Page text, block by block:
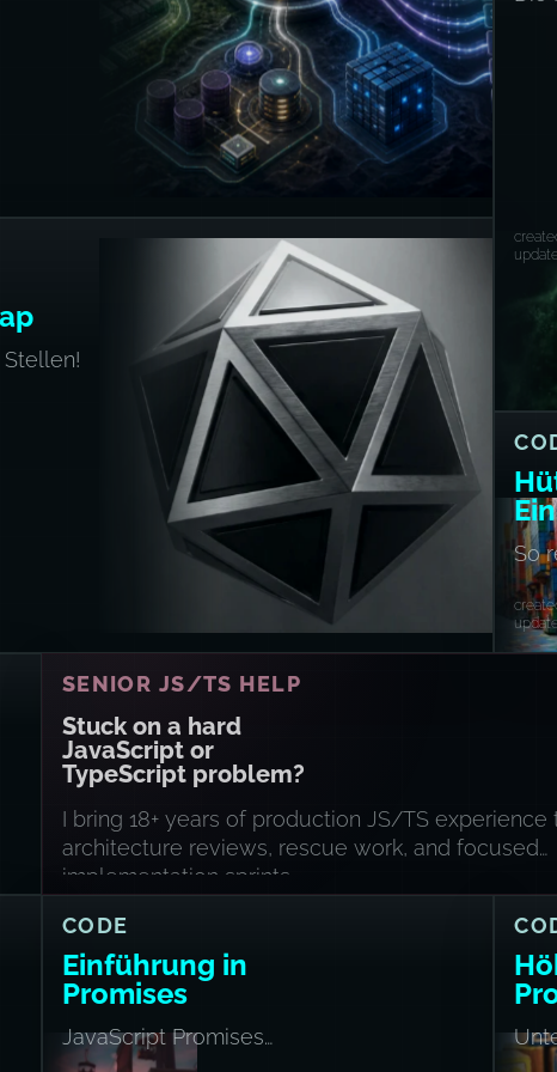
So
SENIOR JS/TS HELP
Stuck on a hard
JavaScript or
TypeScript problem?
I bring 18+ years of production JS/TS experience
architecture reviews, rescue work, and focused
implementation sprints.
CODE
Einführung in
Promises
JavaScript Promises
machen Spaß!